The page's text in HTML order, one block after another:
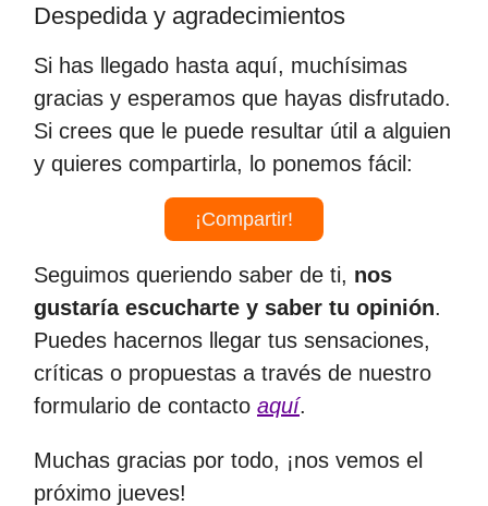
Despedida y agradecimientos
Si has llegado hasta aquí, muchísimas
gracias y esperamos que hayas disfrutado.
Si crees que le puede resultar útil a alguien
y quieres compartirla, lo ponemos fácil:
¡Compartir!
Seguimos queriendo saber de ti, nos
gustaría escucharte y saber tu opinión.
Puedes hacernos llegar tus sensaciones,
críticas o propuestas a través de nuestro
formulario de contacto aquí.
Muchas gracias por todo, ¡nos vemos el
próximo jueves!